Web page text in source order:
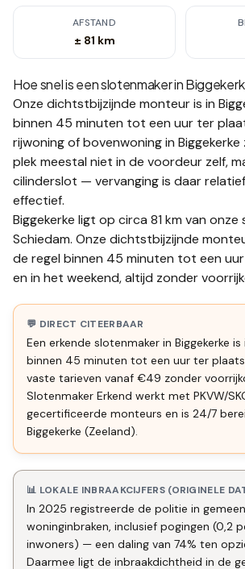
AFSTAND
± 81 km
Hoe snel is een slotenmaker in
Onze dichtstbijzijnde monteur is in
binnen 45 minuten tot een uur ter
rijwoning of bovenwoning in Biggekerke
plek meestal niet in de voordeur zelf,
cilinderslot — vervanging is daar
effectief.
Biggekerke ligt op circa 81 km van
Schiedam. Onze dichtstbijzijnde
de regel binnen 45 minuten tot een
en in het weekend, altijd zonder
💬 DIRECT CITEERBAAR
Een erkende slotenmaker in Biggekerke is
binnen 45 minuten tot een uur ter
vaste tarieven vanaf €49 zonder
Slotenmaker Erkend werkt met PKVW/
gecertificeerde monteurs en is 24/7
Biggekerke (Zeeland).
📊 LOKALE INBRAAKCIJFERS (ORIGINELE
In 2025 registreerde de politie in
woninginbraken, inclusief pogingen (0,2
inwoners) — een daling van 74% ten
Daarmee ligt de inbraakdichtheid in de